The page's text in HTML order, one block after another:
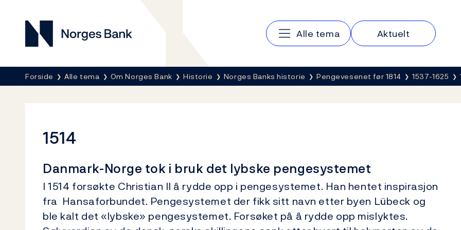
Norges Bank
Hovedmeny
Alle tema Aktuelt
Her er du nå:
Forside Alle tema Om Norges Bank Historie Norges Banks historie Pengevesenet før 1814 1537-1625
1514
Danmark-Norge tok i bruk det lybske pengesystemet
I 1514 forsøkte Christian II å rydde opp i pengesystemet. Han hentet inspirasjon
fra Hansaforbundet. Pengesystemet der fikk sitt navn etter byen Lübeck og
ble kalt det «lybske» pengesystemet. Forsøket på å rydde opp mislyktes.